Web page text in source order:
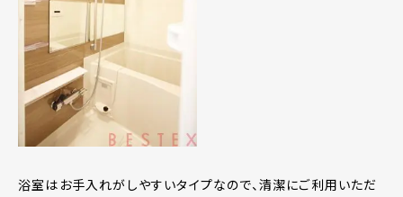
浴室はお手入れがしやすいタイプなので、清潔にご利用いただ